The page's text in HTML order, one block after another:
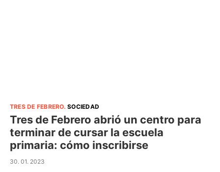
TRES DE FEBRERO.SOCIEDAD
Tres de Febrero abrió un centro para
terminar de cursar la escuela
primaria: cómo inscribirse
30. 01. 2023